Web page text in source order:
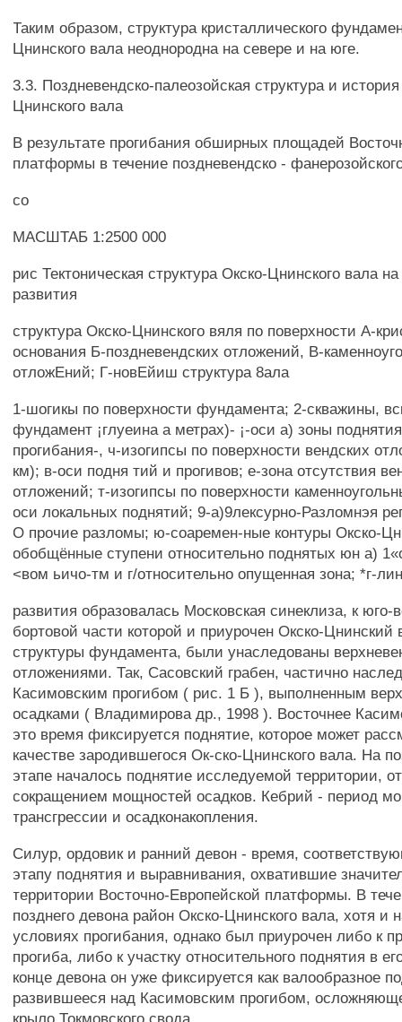
Таким образом, структура кристаллического
Цнинского вала неоднородна на севере и на юге.
3.3. Поздневендско-палеозойская структура и
Цнинского вала
В результате прогибания обширных площадей
платформы в течение поздневендско -
со
МАСШТАБ 1:2500 000
рис Тектоническая структура Окско-Цнинского вала
развития
структура Окско-Цнинского вяля по поверхности А-
основания Б-поздневендских отложений, В-
отложЕний; Г-новЕйиш структура 8ала
1-шогикы по поверхности фундамента; 2-скважины,
фундамент ¡глуеина а метрах)- ¡-оси а) зоны
прогибания-, ч-изогипсы по поверхности вендских
км); в-оси подня тий и прогивов; е-зона отсутствия
отложений; т-изогипсы по поверхности
оси локальных поднятий; 9-а)9лексурно-Разломнэя
О прочие разломы; ю-соаремен-ные контуры Окско-
обобщённые ступени относительно поднятых юн а)
<вом ьичо-тм и г/относительно опущенная зона; *г-
развития образовалась Московская синеклиза, к юго-
бортовой части которой и приурочен Окско-Цнинский
структуры фундамента, были унаследованы
отложениями. Так, Сасовский грабен, частично
Касимовским прогибом ( рис. 1 Б ), выполненным
осадками ( Владимирова др., 1998 ). Восточнее
это время фиксируется поднятие, которое может
качестве зародившегося Ок-ско-Цнинского вала. На
этапе началось поднятие исследуемой территории,
сокращением мощностей осадков. Кебрий - период
трансгрессии и осадконакопления.
Силур, ордовик и ранний девон - время,
этапу поднятия и выравнивания, охватившие
территории Восточно-Европейской платформы. В
позднего девона район Окско-Цнинского вала, хотя и
условиях прогибания, однако был приурочен либо к
прогиба, либо к участку относительного поднятия в
конце девона он уже фиксируется как валообразное
развившееся над Касимовским прогибом,
крыло Токмовского свода.